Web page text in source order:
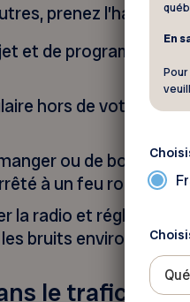
prenez l’habitude
et de programmer
hors de votre vue
ou de boire en
à un feu rouge);
la radio et réglez le
bruits environnants.
le trafic
En